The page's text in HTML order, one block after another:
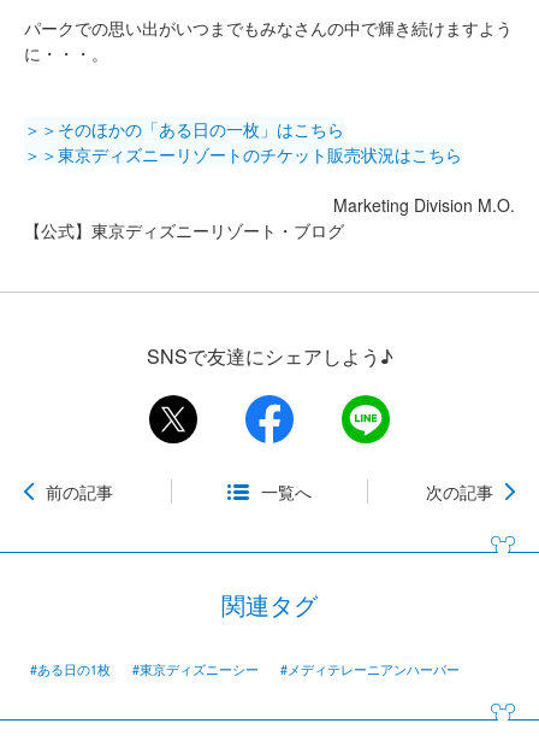
パークでの思い出がいつまでもみなさんの中で輝き続けますよう
に・・・。
＞＞そのほかの「ある日の一枚」はこちら
＞＞東京ディズニーリゾートのチケット販売状況はこちら
Marketing Division M.O.
【公式】東京ディズニーリゾート・ブログ
SNSで友達にシェアしよう♪
前の記事 一覧へ 次の記事
関連タグ
#ある日の1枚 #東京ディズニーシー #メディテレーニアンハーバー